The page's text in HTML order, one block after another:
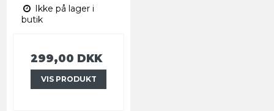
Ikke på lager i
butik
299,00 DKK
VIS PRODUKT